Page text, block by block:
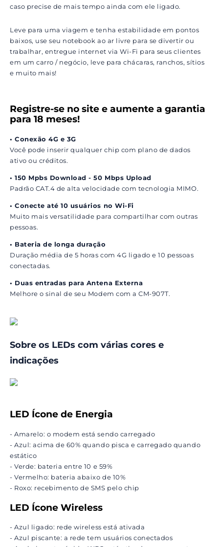
caso precise de mais tempo ainda com ele ligado.
Leve para uma viagem e tenha estabilidade em pontos
baixos, use seu notebook ao ar livre para se divertir ou
trabalhar, entregue internet via Wi-Fi para seus clientes
em um carro / negócio, leve para chácaras, ranchos, sítios
e muito mais!
Registre-se no site e aumente a garantia
para 18 meses!
• Conexão 4G e 3G
Você pode inserir qualquer chip com plano de dados
ativo ou créditos.
• 150 Mpbs Download - 50 Mbps Upload
Padrão CAT.4 de alta velocidade com tecnologia MIMO.
• Conecte até 10 usuários no Wi-Fi
Muito mais versatilidade para compartilhar com outras
pessoas.
• Bateria de longa duração
Duração média de 5 horas com 4G ligado e 10 pessoas
conectadas.
• Duas entradas para Antena Externa
Melhore o sinal de seu Modem com a CM-907T.
Sobre os LEDs com várias cores e
indicações
LED Ícone de Energia
- Amarelo: o modem está sendo carregado
- Azul: acima de 60% quando pisca e carregado quando
estático
- Verde: bateria entre 10 e 59%
- Vermelho: bateria abaixo de 10%
- Roxo: recebimento de SMS pelo chip
LED Ícone Wireless
- Azul ligado: rede wireless está ativada
- Azul piscante: a rede tem usuários conectados